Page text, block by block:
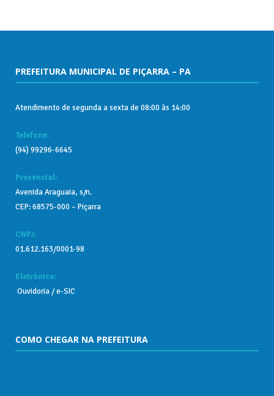
PREFEITURA MUNICIPAL DE PIÇARRA – PA
Atendimento de segunda a sexta de 08:00 às 14:00
Telefone:
(94) 99296-6645
Presencial:
Avenida Araguaia, s/n.
CEP: 68575-000 – Piçarra
CNPJ:
01.612.163/0001-98
Eletrônico:
Ouvidoria /e-SIC
COMO CHEGAR NA PREFEITURA